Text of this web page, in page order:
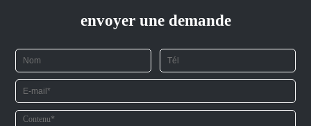
envoyer une demande